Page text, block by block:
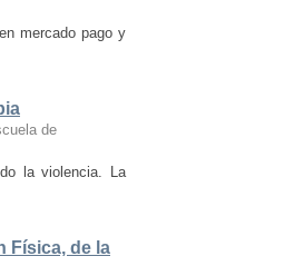
mercado pago y
de
la violencia. La
Física, de la